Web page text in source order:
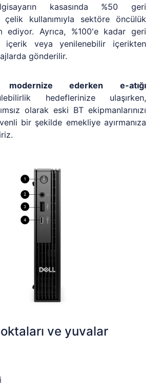
kasasında %50 geri
çelik kullanımıyla sektöre öncülük
ediyor. Ayrıca, %100'e kadar geri
içerik veya yenilenebilir içerikten
gönderilir.
modernize ederken e-atığı
hedeflerinize ulaşırken,
olarak eski BT ekipmanlarınızı
bir şekilde emekliye ayırmanıza
ve yuvalar